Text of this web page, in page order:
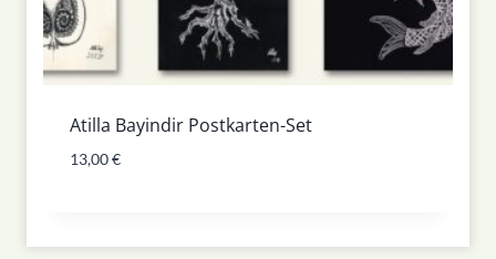
Atilla Bayindir Postkarten-Set
13,00€